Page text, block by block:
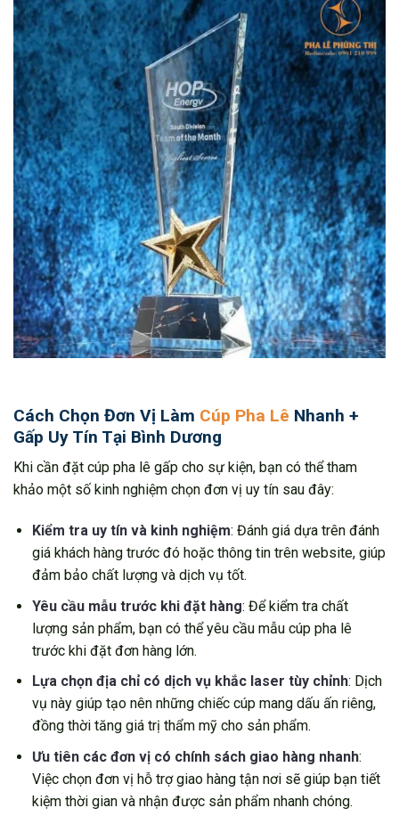
Cách Chọn Đơn Vị Làm Cúp Pha Lê Nhanh +
Gấp Uy Tín Tại Bình Dương
Khi cần đặt cúp pha lê gấp cho sự kiện, bạn có thể tham
khảo một số kinh nghiệm chọn đơn vị uy tín sau đây:
Kiểm tra uy tín và kinh nghiệm: Đánh giá dựa trên đánh
giá khách hàng trước đó hoặc thông tin trên website, giúp
đảm bảo chất lượng và dịch vụ tốt.
Yêu cầu mẫu trước khi đặt hàng: Để kiểm tra chất
lượng sản phẩm, bạn có thể yêu cầu mẫu cúp pha lê
trước khi đặt đơn hàng lớn.
Lựa chọn địa chỉ có dịch vụ khắc laser tùy chỉnh: Dịch
vụ này giúp tạo nên những chiếc cúp mang dấu ấn riêng,
đồng thời tăng giá trị thẩm mỹ cho sản phẩm.
Ưu tiên các đơn vị có chính sách giao hàng nhanh:
Việc chọn đơn vị hỗ trợ giao hàng tận nơi sẽ giúp bạn tiết
kiệm thời gian và nhận được sản phẩm nhanh chóng.